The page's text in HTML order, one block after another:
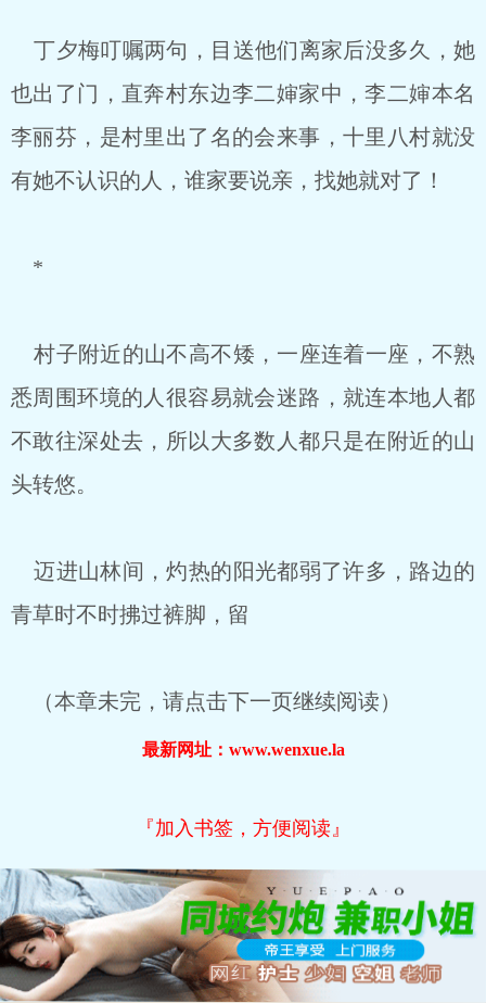
丁夕梅叮嘱两句，目送他们离家后没多久，她
也出了门，直奔村东边李二婶家中，李二婶本名
李丽芬，是村里出了名的会来事，十里八村就没
有她不认识的人，谁家要说亲，找她就对了！
*
村子附近的山不高不矮，一座连着一座，不熟
悉周围环境的人很容易就会迷路，就连本地人都
不敢往深处去，所以大多数人都只是在附近的山
头转悠。
迈进山林间，灼热的阳光都弱了许多，路边的
青草时不时拂过裤脚，留
（本章未完，请点击下一页继续阅读）
最新网址：www.wenxue.la
『加入书签，方便阅读』